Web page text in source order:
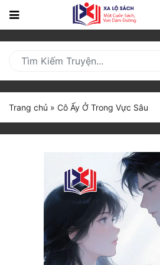
Trang
Mới
Cập
Nhật
(current)
Hoàn Thành
Trang chủ » Cô Ấy Ở Trong Vực Sâu